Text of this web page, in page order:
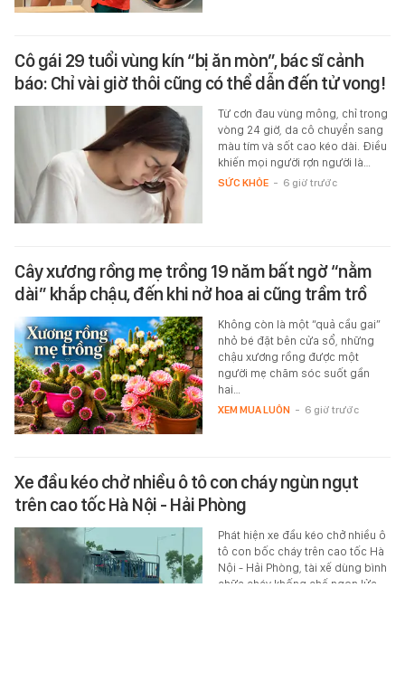
Cô gái 29 tuổi vùng kín “bị ăn mòn”, bác sĩ cảnh
báo: Chỉ vài giờ thôi cũng có thể dẫn đến tử vong!
Từ cơn đau vùng mông, chỉ trong
vòng 24 giờ, da cô chuyển sang
màu tím và sốt cao kéo dài. Điều
khiến mọi người rợn người là…
SỨC KHỎE - 6 giờ trước
Cây xương rồng mẹ trồng 19 năm bất ngờ “nằm
dài” khắp chậu, đến khi nở hoa ai cũng trầm trồ
Không còn là một “quả cầu gai”
nhỏ bé đặt bên cửa sổ, những
chậu xương rồng được một
người mẹ chăm sóc suốt gần
hai…
XEM MUA LUÔN - 6 giờ trước
Xe đầu kéo chở nhiều ô tô con cháy ngùn ngụt
trên cao tốc Hà Nội - Hải Phòng
Phát hiện xe đầu kéo chở nhiều ô
tô con bốc cháy trên cao tốc Hà
Nội - Hải Phòng, tài xế dùng bình
chữa cháy khống chế ngọn lửa…